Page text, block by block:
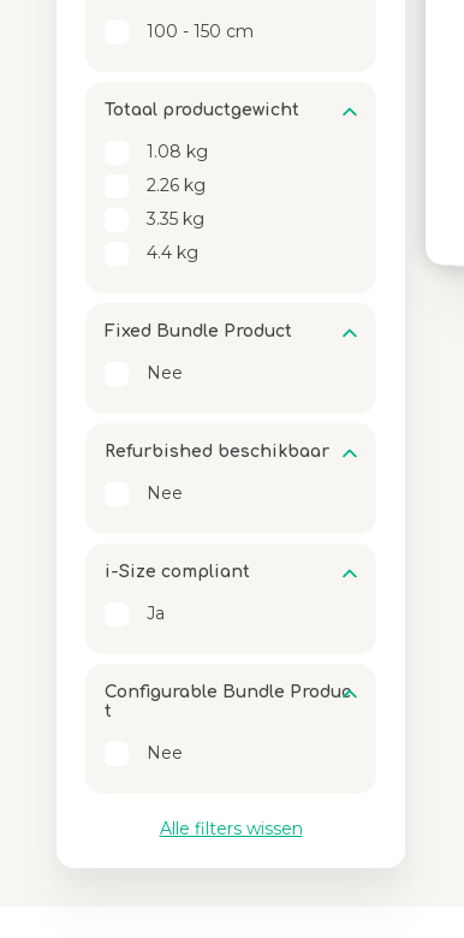
100 - 150 cm
Totaal productgewicht
1.08 kg
2.26 kg
3.35 kg
4.4 kg
Fixed Bundle Product
Nee
Refurbished beschikbaar
Nee
i-Size compliant
Ja
Configurable Bundle Produc
t
Nee
Alle filters wissen